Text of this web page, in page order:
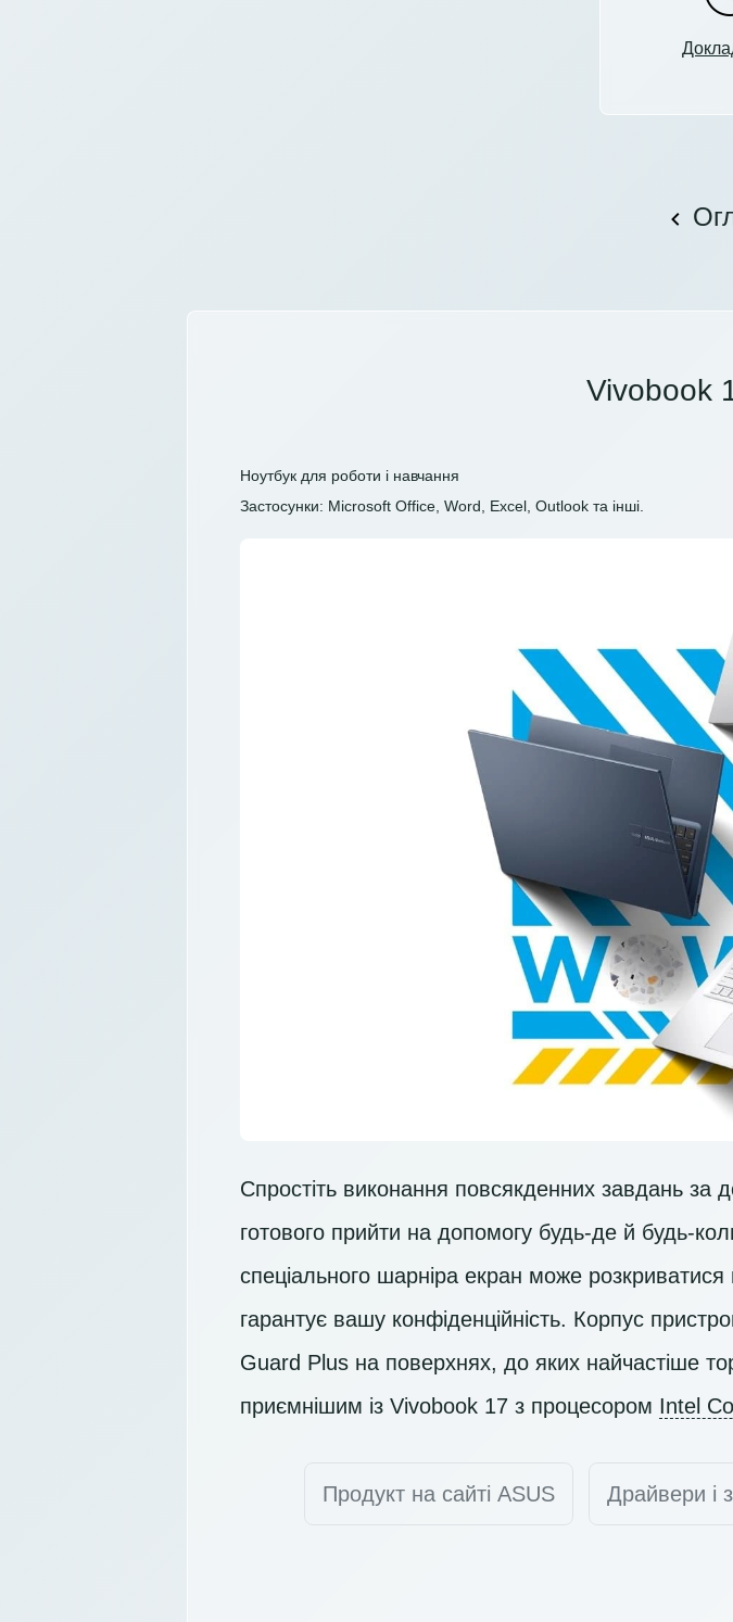
Vivobook
Ноутбук для роботи і навчання
Застосунки: Microsoft Office, Word, Excel, Outlook та інші.
Спростіть виконання повсякденних завдань за
готового прийти на допомогу будь-де й будь-
спеціального шарніра екран може
гарантує вашу конфіденційність. Корпус
Guard Plus на поверхнях, до яких найчастіше
приємнішим із Vivobook 17 з процесором Intel
Продукт на сайті ASUS Драйвери і